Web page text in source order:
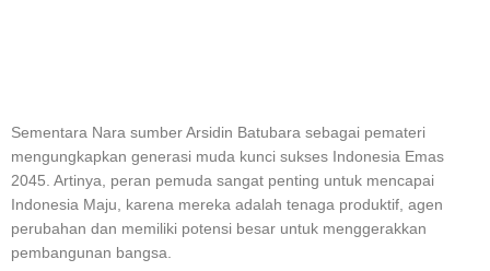
Sementara Nara sumber Arsidin Batubara sebagai pemateri
mengungkapkan generasi muda kunci sukses Indonesia Emas
2045. Artinya, peran pemuda sangat penting untuk mencapai
Indonesia Maju, karena mereka adalah tenaga produktif, agen
perubahan dan memiliki potensi besar untuk menggerakkan
pembangunan bangsa.